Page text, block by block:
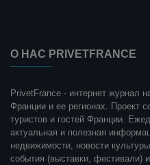
О НАС PRIVETFRANCE
PrivetFrance - интернет журнал
Франции и ее регионах. Проект
туристов и гостей Франции.
актуальная и полезная
недвижимости, новости
события (выставки, фестивали)